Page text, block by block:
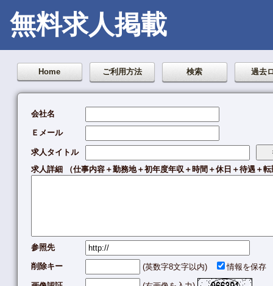
無料求人掲載
Home ご利用方法 検索 過去
会社名
Ｅメール
求人タイトル
求人詳細 （仕事内容＋勤務地＋初年度年収＋時間＋休日＋待遇＋
参照先
削除キー (英数字8文字以内) 情報を保存